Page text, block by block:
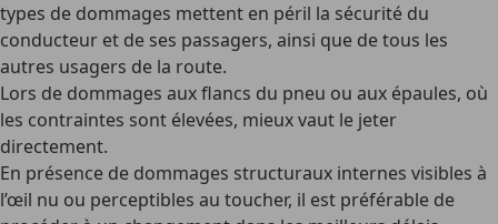
types de dommages mettent en péril la sécurité du
conducteur et de ses passagers, ainsi que de tous les
autres usagers de la route.
Lors de dommages aux flancs du pneu ou aux épaules, où
les contraintes sont élevées, mieux vaut le jeter
directement.
En présence de dommages structuraux internes visibles à
l’œil nu ou perceptibles au toucher, il est préférable de